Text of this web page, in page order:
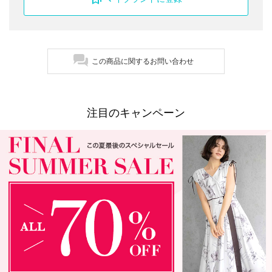
この商品に関するお問い合わせ
注目のキャンペーン